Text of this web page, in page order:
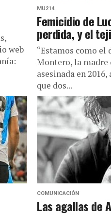
web
MU214
Femicidio de
perdida, y el
“Estamos como el
Montero, la madre
asesinada en
que dos...
COMUNICACIÓN
Las agallas de